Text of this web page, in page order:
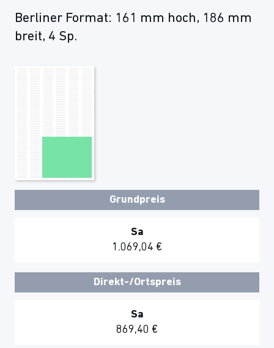
Berliner Format: 161 mm hoch, 186 mm
breit, 4 Sp.
Grundpreis
Sa
1.069,04 €
Direkt-/Ortspreis
Sa
869,40 €